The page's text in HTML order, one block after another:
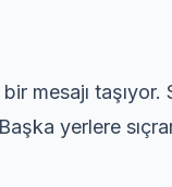
mesajı taşıyor.
yerlere